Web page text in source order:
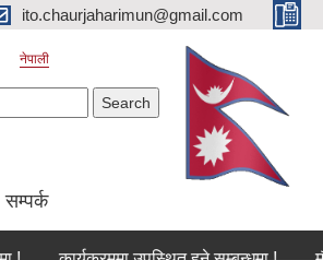
ito.chaurjaharimun@gmail.com
नेपाली
सम्पर्क